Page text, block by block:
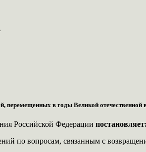
перемещенных в годы Великой отечественной
Российской Федерации постановляет:
по вопросам, связанным с